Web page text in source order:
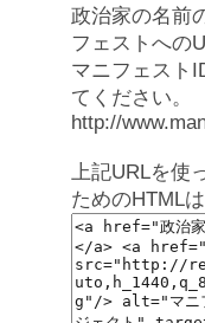
政治家の名前
フェストへの
マニフェスト
てください。
http://
上記URLを使
ためのHTML